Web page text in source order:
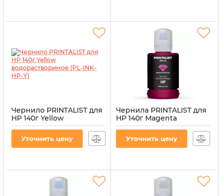
Чернило PRINTALIST для
HP 140г Yellow
водорастворимое (PL-
PL-INK-HP-Y
Уточнить цену
Чернила PRINTALIST для
HP 140г Magenta
водорастворимые (PL-
PL-INK-HP-M
Уточнить цену